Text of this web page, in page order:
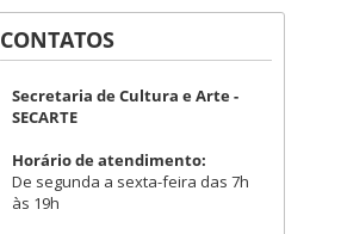
CONTATOS
Secretaria de Cultura e Arte -
SECARTE
Horário de atendimento:
De segunda a sexta-feira das 7h
às 19h